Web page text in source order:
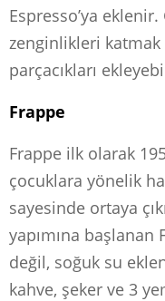
Espresso’ya
zenginlikleri katmak
parçacıkları
Frappe
Frappe ilk olarak
çocuklara yönelik
sayesinde ortaya
yapımına başlanan
değil, soğuk su
kahve, şeker ve 3